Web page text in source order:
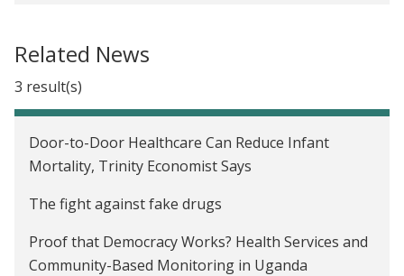
Improve Child Health in Uganda
Related News
3 result(s)
Door-to-Door Healthcare Can Reduce Infant
Mortality, Trinity Economist Says
The fight against fake drugs
Proof that Democracy Works? Health Services and
Community-Based Monitoring in Uganda